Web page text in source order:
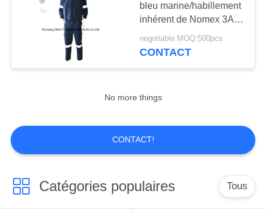
Tissu oléofuge
23
Tissu instantané
d'arc
bleu marine/habillement
inhérent de Nomex 3A
franc
negotiable MOQ:500pcs
CONTACT
No more things
CONTACT!
Catégories populaires Tous